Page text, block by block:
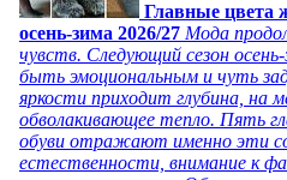
Главные цвета
осень-зима 2026/27 Мода
чувств. Следующий сезон
быть эмоциональным и чуть
яркости приходит глубина, на
обволакивающее тепло. Пять
обуви отражают именно эти
естественности, внимание к